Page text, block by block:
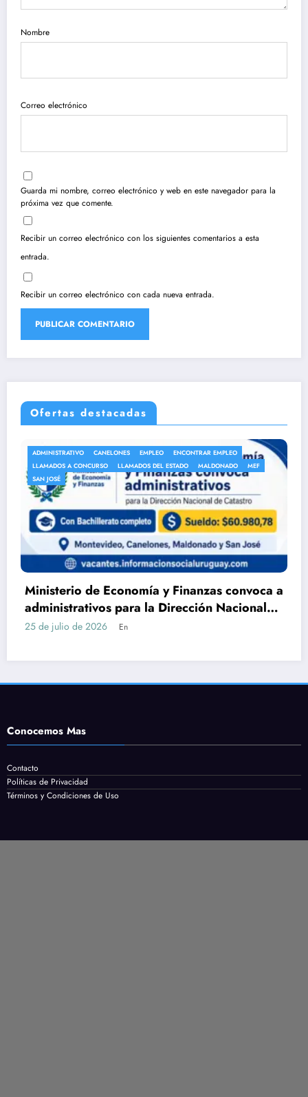
Nombre
Correo electrónico
Guarda mi nombre, correo electrónico y web en este navegador para la
próxima vez que comente.
Recibir un correo electrónico con los siguientes comentarios a esta
entrada.
Recibir un correo electrónico con cada nueva entrada.
Ofertas destacadas
ENCONTRAR EMPLEO
ESTADO
MALDONADO MEF
Finanzas convoca a
Nacional
ANEP AUXILIAR DE LIMPIEZA
AUXILIAR
AUXILIARES DE SERVICIO
EMPLEO
LLAMADOS A CONCURSO
DGEIP abre llamado
Servicio en
Conocemos Mas
Contacto
Políticas de Privacidad
Términos y Condiciones de Uso